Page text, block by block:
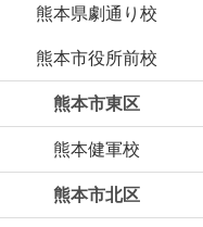
熊本県劇通り校
熊本市役所前校
熊本市東区
熊本健軍校
熊本市北区